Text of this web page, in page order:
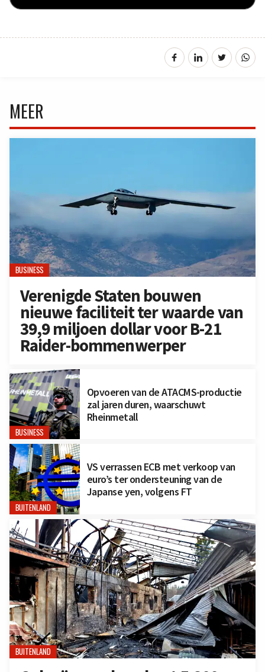
MEER
BUSINESS
Verenigde Staten bouwen
nieuwe faciliteit ter waarde van
39,9 miljoen dollar voor B-21
Raider-bommenwerper
BUSINESS
Opvoeren van de ATACMS-productie
zal jaren duren, waarschuwt
Rheinmetall
BUITENLAND
VS verrassen ECB met verkoop van
euro’s ter ondersteuning van de
Japanse yen, volgens FT
BUITENLAND